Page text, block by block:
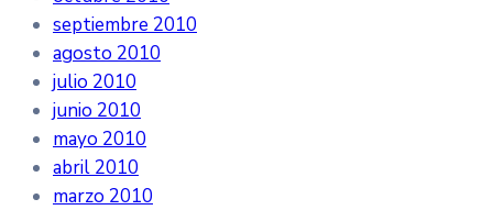
septiembre 2010
agosto 2010
julio 2010
junio 2010
mayo 2010
abril 2010
marzo 2010